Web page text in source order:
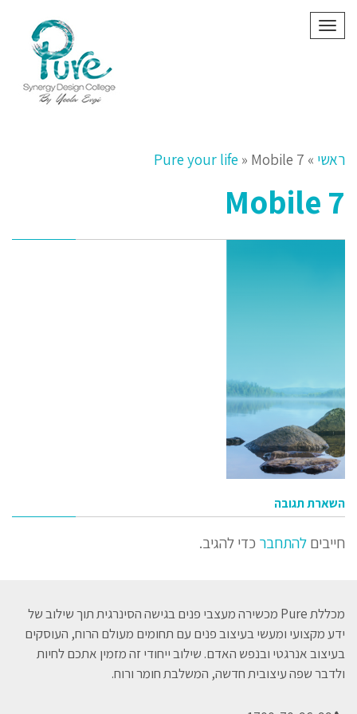
תפריט
ראשי »
Pure your life » Mobile 7
Mobile 7
השארת תגובה
חייבים להתחבר כדי להגיב.
מכללת Pure מכשירה מעצבי פנים בגישה הסינרגית תוך שילוב של
ידע מקצועי ומעשי בעיצוב פנים עם תחומים מעולם הרוח, העוסקים
בעיצוב אנרגטי ובנפש האדם. שילוב ייחודי זה מזמין אתכם לחיות
ולדבר שפה עיצובית חדשה, המשלבת חומר ורוח.